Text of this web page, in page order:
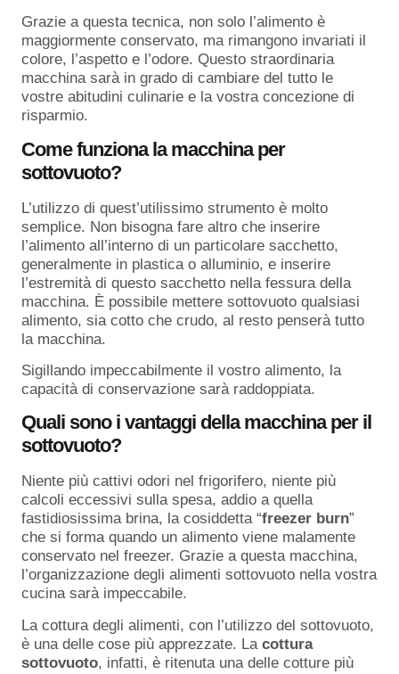
Grazie a questa tecnica, non solo l’alimento è
maggiormente conservato, ma rimangono invariati il
colore, l’aspetto e l’odore. Questo straordinaria
macchina sarà in grado di cambiare del tutto le
vostre abitudini culinarie e la vostra concezione di
risparmio.
Come funziona la macchina per
sottovuoto?
L’utilizzo di quest’utilissimo strumento è molto
semplice. Non bisogna fare altro che inserire
l’alimento all’interno di un particolare sacchetto,
generalmente in plastica o alluminio, e inserire
l’estremità di questo sacchetto nella fessura della
macchina. È possibile mettere sottovuoto qualsiasi
alimento, sia cotto che crudo, al resto penserà tutto
la macchina.
Sigillando impeccabilmente il vostro alimento, la
capacità di conservazione sarà raddoppiata.
Quali sono i vantaggi della macchina per il
sottovuoto?
Niente più cattivi odori nel frigorifero, niente più
calcoli eccessivi sulla spesa, addio a quella
fastidiosissima brina, la cosiddetta “freezer burn”
che si forma quando un alimento viene malamente
conservato nel freezer. Grazie a questa macchina,
l’organizzazione degli alimenti sottovuoto nella vostra
cucina sarà impeccabile.
La cottura degli alimenti, con l’utilizzo del sottovuoto,
è una delle cose più apprezzate. La cottura
sottovuoto, infatti, è ritenuta una delle cotture più